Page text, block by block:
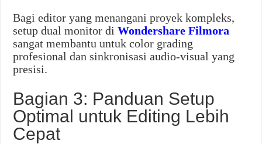
Bagi editor yang menangani proyek kompleks,
setup dual monitor diWondershare Filmora
sangat membantu untuk color grading
profesional dan sinkronisasi audio-visual yang
presisi.
Bagian 3: Panduan Setup
Optimal untuk Editing Lebih
Cepat